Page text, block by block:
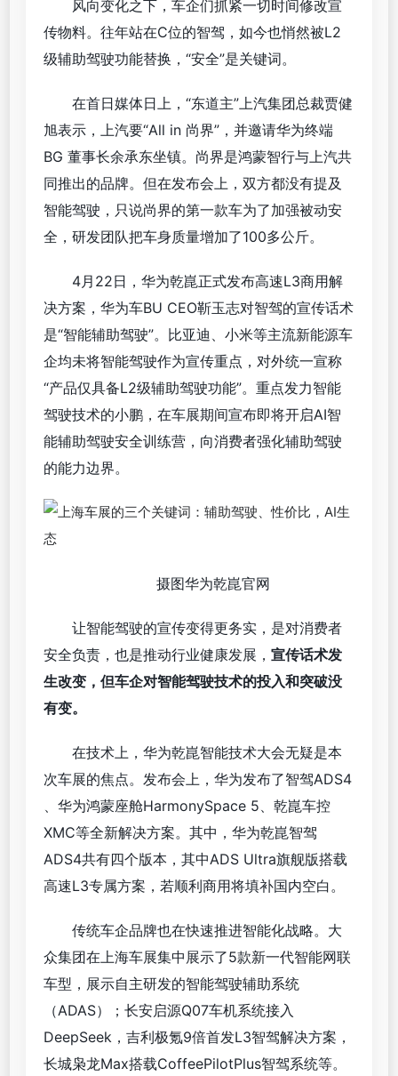
风向变化之下，车企们抓紧一切时间修改宣
传物料。往年站在C位的智驾，如今也悄然被L2
级辅助驾驶功能替换，“安全”是关键词。
在首日媒体日上，“东道主”上汽集团总裁贾健
旭表示，上汽要“All in 尚界”，并邀请华为终端
BG 董事长余承东坐镇。尚界是鸿蒙智行与上汽共
同推出的品牌。但在发布会上，双方都没有提及
智能驾驶，只说尚界的第一款车为了加强被动安
全，研发团队把车身质量增加了100多公斤。
4月22日，华为乾崑正式发布高速L3商用解
决方案，华为车BU CEO靳玉志对智驾的宣传话术
是“智能辅助驾驶”。比亚迪、小米等主流新能源车
企均未将智能驾驶作为宣传重点，对外统一宣称
“产品仅具备L2级辅助驾驶功能”。重点发力智能
驾驶技术的小鹏，在车展期间宣布即将开启AI智
能辅助驾驶安全训练营，向消费者强化辅助驾驶
的能力边界。
摄图华为乾崑官网
让智能驾驶的宣传变得更务实，是对消费者
安全负责，也是推动行业健康发展， 宣传话术发
生改变，但车企对智能驾驶技术的投入和突破没
有变。
在技术上，华为乾崑智能技术大会无疑是本
次车展的焦点。发布会上，华为发布了智驾ADS4
、华为鸿蒙座舱HarmonySpace 5、乾崑车控
XMC等全新解决方案。其中，华为乾崑智驾
ADS4共有四个版本，其中ADS Ultra旗舰版搭载
高速L3专属方案，若顺利商用将填补国内空白。
传统车企品牌也在快速推进智能化战略。大
众集团在上海车展集中展示了5款新一代智能网联
车型，展示自主研发的智能驾驶辅助系统
（ADAS）；长安启源Q07车机系统接入
DeepSeek，吉利极氪9倍首发L3智驾解决方案，
长城枭龙Max搭载CoffeePilotPlus智驾系统等。